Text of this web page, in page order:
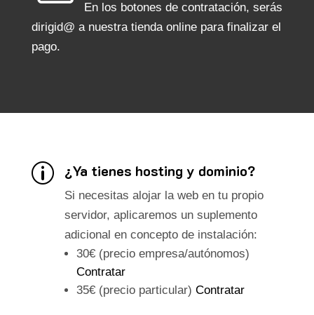
En los botones de contratación, serás
dirigid@ a nuestra tienda online para finalizar el
pago.
p ¿Ya tienes hosting y dominio?
Si necesitas alojar la web en tu propio
servidor, aplicaremos un suplemento
adicional en concepto de instalación:
30€ (precio empresa/autónomos)
Contratar
35€ (precio particular) Contratar